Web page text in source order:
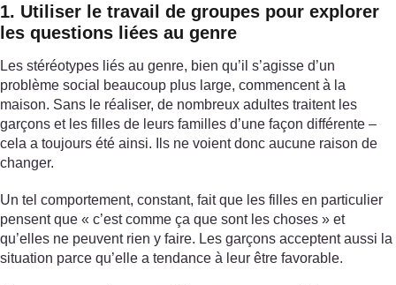
1. Utiliser le travail de groupes pour explorer
les questions liées au genre
Les stéréotypes liés au genre, bien qu’il s’agisse d’un
problème social beaucoup plus large, commencent à la
maison. Sans le réaliser, de nombreux adultes traitent les
garçons et les filles de leurs familles d’une façon différente –
cela a toujours été ainsi. Ils ne voient donc aucune raison de
changer.
Un tel comportement, constant, fait que les filles en particulier
pensent que « c’est comme ça que sont les choses » et
qu’elles ne peuvent rien y faire. Les garçons acceptent aussi la
situation parce qu’elle a tendance à leur être favorable.